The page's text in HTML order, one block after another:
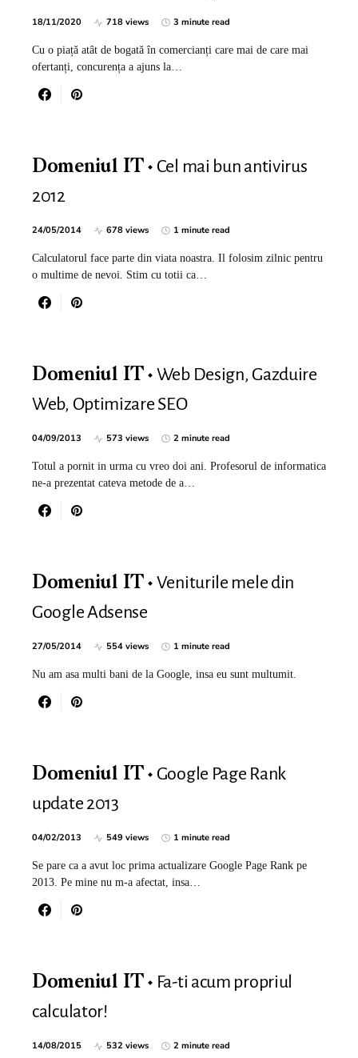
18/11/2020 718 views 3 minute read
Cu o piață atât de bogată în comercianți care mai de care mai
ofertanți, concurența a ajuns la…
Domeniul IT
Cel mai bun antivirus
2012
24/05/2014 678 views 1 minute read
Calculatorul face parte din viata noastra. Il folosim zilnic pentru
o multime de nevoi. Stim cu totii ca…
Domeniul IT
Web Design, Gazduire
Web, Optimizare SEO
04/09/2013 573 views 2 minute read
Totul a pornit in urma cu vreo doi ani. Profesorul de informatica
ne-a prezentat cateva metode de a…
Domeniul IT
Veniturile mele din
Google Adsense
27/05/2014 554 views 1 minute read
Nu am asa multi bani de la Google, insa eu sunt multumit.
Domeniul IT
Google Page Rank
update 2013
04/02/2013 549 views 1 minute read
Se pare ca a avut loc prima actualizare Google Page Rank pe
2013. Pe mine nu m-a afectat, insa…
Domeniul IT
Fa-ti acum propriul
calculator!
14/08/2015 532 views 2 minute read